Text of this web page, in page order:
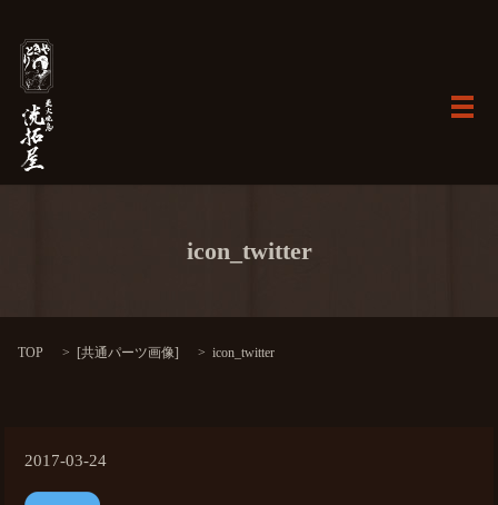
メ
icon_twitter
TOP [共通パーツ画像] icon_twitter
2017-03-24